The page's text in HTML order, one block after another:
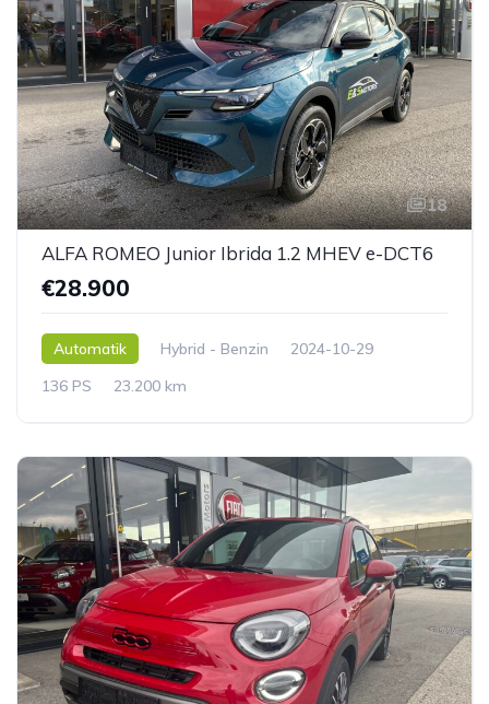
18
ALFA ROMEO Junior Ibrida 1.2 MHEV e-DCT6
€28.900
Automatik Hybrid - Benzin
2024-10-29
136 PS
23.200 km